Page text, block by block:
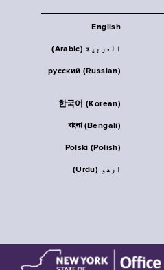
English
العربية (Arabic)
русский (Russian)
한국어 (Korean)
বাংলা (Bengali)
Polski (Polish)
اردو (Urdu)